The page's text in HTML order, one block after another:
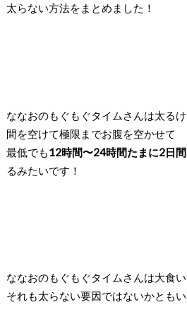
太らない方法をまとめました！
ななおのもぐもぐタイムさんは太る
間を空けて極限までお腹を空かせて
最低でも12時間〜24時間たまに2日間
るみたいです！
ななおのもぐもぐタイムさんは大食
それも太らない要因ではないかともい